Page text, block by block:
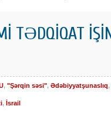
TƏDQİQAT
, "Şərqin səsi", Ədəbiyyatşunaslıq,
, İsrail